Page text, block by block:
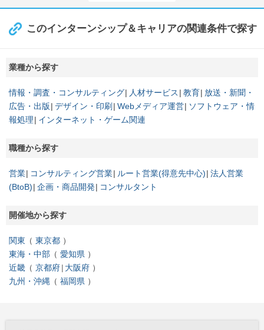
このインターンシップ＆キャリアの関連条件で探す
業種から探す
情報・調査・コンサルティング 人材サービス 教育 放送・新聞・
広告・出版 デザイン・印刷 Webメディア運営
ソフトウェア・情
報処理
インターネット・ゲーム関連
職種から探す
営業 コンサルティング営業 ルート営業(得意先中心) 法人営業
(BtoB) 企画・商品開発 コンサルタント
開催地から探す
関東
東京都
東海・中部
愛知県
近畿
京都府 大阪府
九州・沖縄
福岡県